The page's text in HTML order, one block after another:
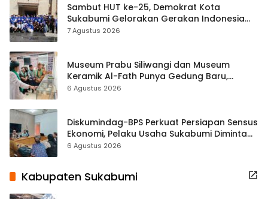
Sambut HUT ke-25, Demokrat Kota
Sukabumi Gelorakan Gerakan Indonesia
ASRI Lewat Aksi Bersih Masjid Agung
7 Agustus 2026
Museum Prabu Siliwangi dan Museum
Keramik Al-Fath Punya Gedung Baru,
Hampir 500 Koleksi Dipisahkan
6 Agustus 2026
Diskumindag-BPS Perkuat Persiapan Sensus
Ekonomi, Pelaku Usaha Sukabumi Diminta
Terbuka Beri Data
6 Agustus 2026
Kabupaten Sukabumi